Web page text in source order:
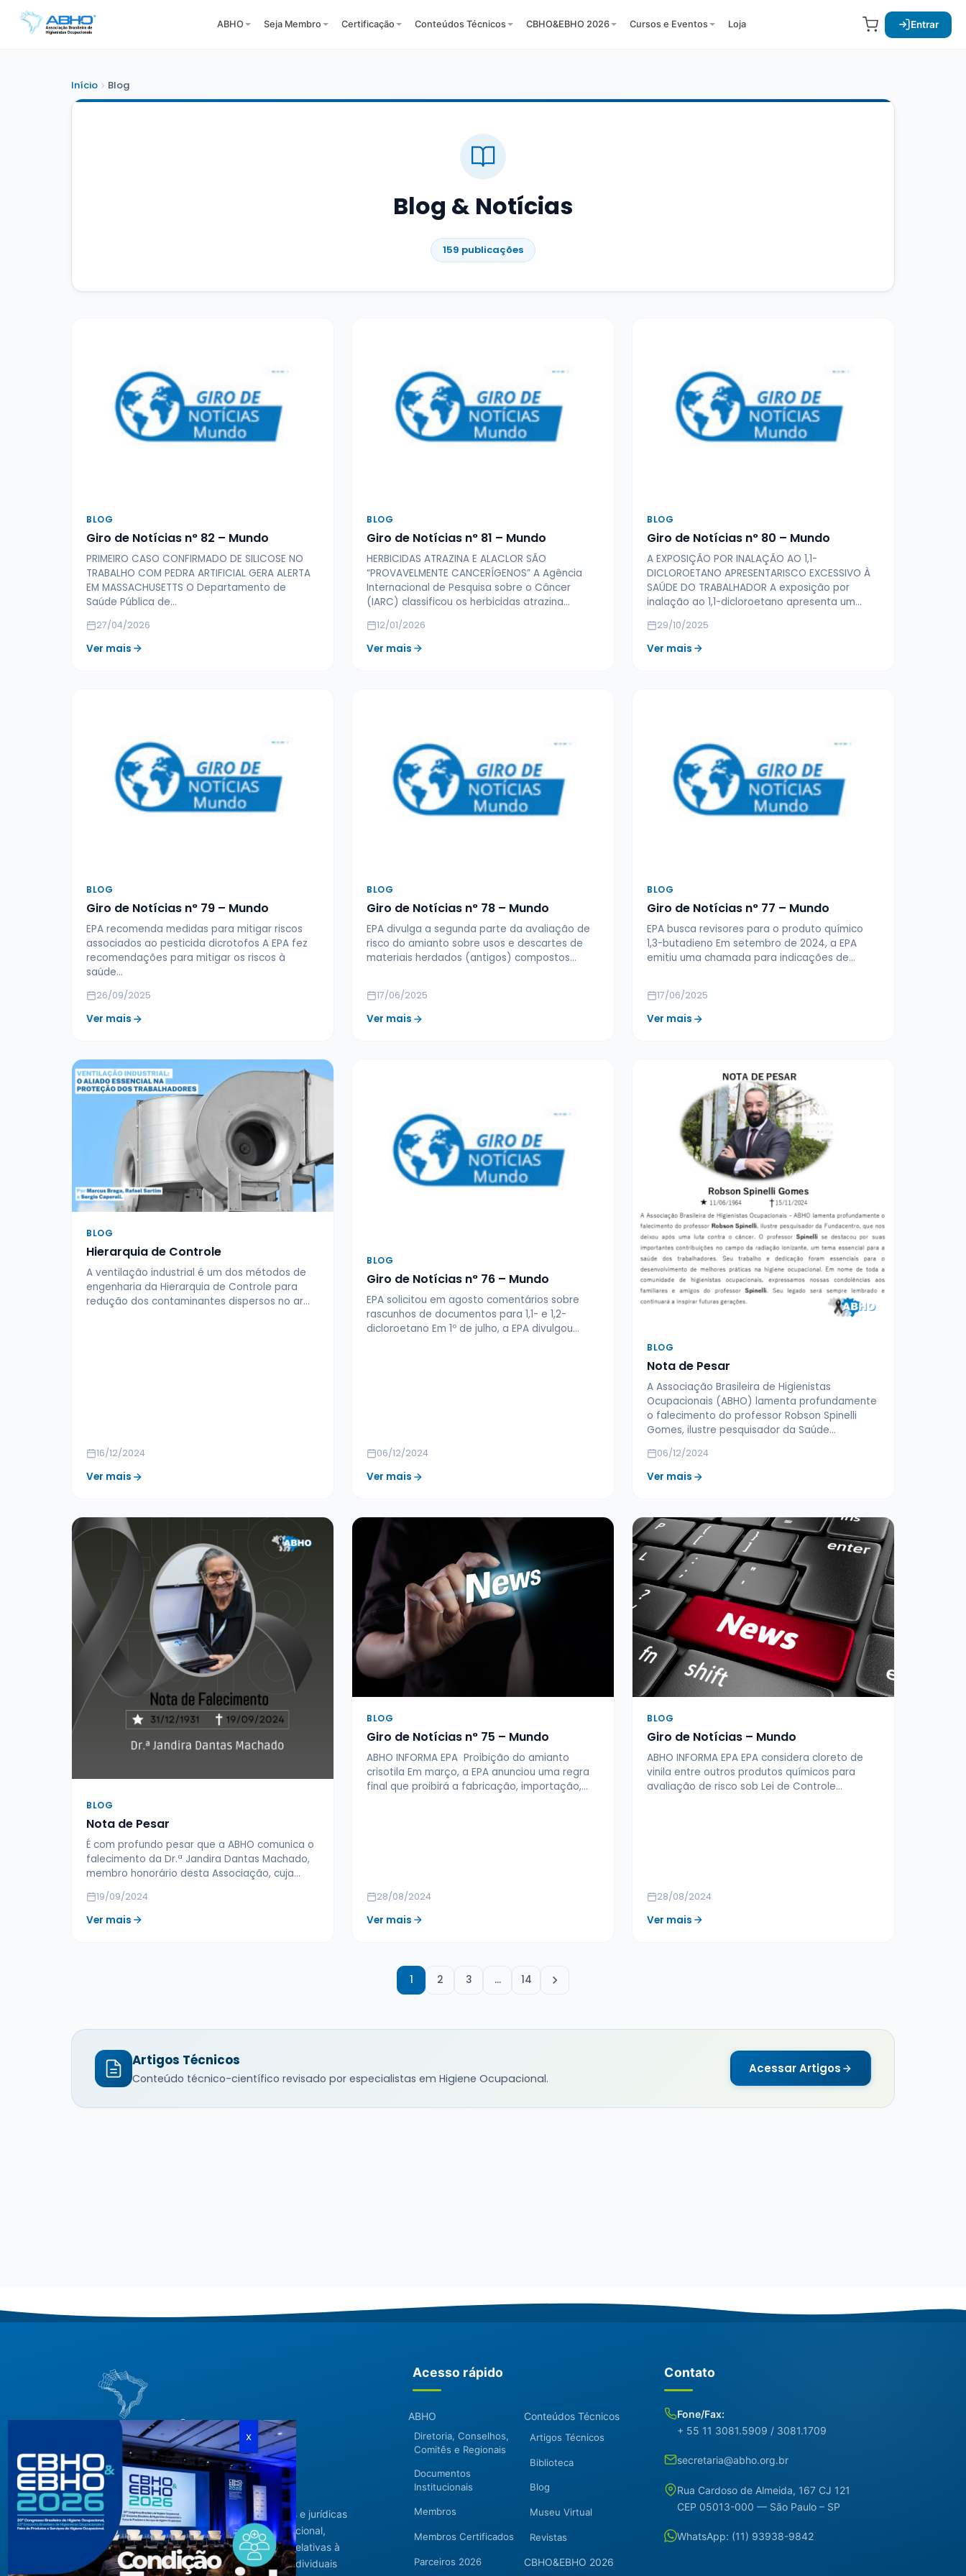
ABHO Seja Membro Certificação Conteúdos Técnicos CBHO&EBHO 2026 Cursos e Eventos Loja Entrar
Início Blog
Blog & Notícias
159 publicações
BLOG
Giro de Notícias n° 82 – Mundo
PRIMEIRO CASO CONFIRMADO DE SILICOSE NO
TRABALHO COM PEDRA ARTIFICIAL GERA ALERTA
EM MASSACHUSETTS O Departamento de
Saúde Pública de…
27/04/2026
Ver mais
BLOG
Giro de Notícias n° 81 – Mundo
HERBICIDAS ATRAZINA E ALACLOR SÃO
“PROVAVELMENTE CANCERÍGENOS” A Agência
Internacional de Pesquisa sobre o Câncer
(IARC) classificou os herbicidas atrazina…
12/01/2026
Ver mais
BLOG
Giro de Notícias n° 80 – Mundo
A EXPOSIÇÃO POR INALAÇÃO AO 1,1-
DICLOROETANO APRESENTARISCO EXCESSIVO À
SAÚDE DO TRABALHADOR A exposição por
inalação ao 1,1-dicloroetano apresenta um…
29/10/2025
Ver mais
BLOG
Giro de Notícias n° 79 – Mundo
EPA recomenda medidas para mitigar riscos
associados ao pesticida dicrotofos A EPA fez
recomendações para mitigar os riscos à
saúde…
26/09/2025
Ver mais
BLOG
Giro de Notícias n° 78 – Mundo
EPA divulga a segunda parte da avaliação de
risco do amianto sobre usos e descartes de
materiais herdados (antigos) compostos…
17/06/2025
Ver mais
BLOG
Giro de Notícias n° 77 – Mundo
EPA busca revisores para o produto químico
1,3-butadieno Em setembro de 2024, a EPA
emitiu uma chamada para indicações de…
17/06/2025
Ver mais
BLOG
Hierarquia de Controle
A ventilação industrial é um dos métodos de
engenharia da Hierarquia de Controle para
redução dos contaminantes dispersos no ar…
16/12/2024
Ver mais
BLOG
Giro de Notícias n° 76 – Mundo
EPA solicitou em agosto comentários sobre
rascunhos de documentos para 1,1- e 1,2-
dicloroetano Em 1º de julho, a EPA divulgou…
06/12/2024
Ver mais
BLOG
Nota de Pesar
A Associação Brasileira de Higienistas
Ocupacionais (ABHO) lamenta profundamente
o falecimento do professor Robson Spinelli
Gomes, ilustre pesquisador da Saúde…
06/12/2024
Ver mais
BLOG
Nota de Pesar
É com profundo pesar que a ABHO comunica o
falecimento da Dr.ª Jandira Dantas Machado,
membro honorário desta Associação, cuja…
19/09/2024
Ver mais
BLOG
Giro de Notícias n° 75 – Mundo
ABHO INFORMA EPA Proibição do amianto
crisotila Em março, a EPA anunciou uma regra
final que proibirá a fabricação, importação,…
28/08/2024
Ver mais
BLOG
Giro de Notícias – Mundo
ABHO INFORMA EPA EPA considera cloreto de
vinila entre outros produtos químicos para
avaliação de risco sob Lei de Controle…
28/08/2024
Ver mais
1 2 3 … 14
Artigos Técnicos
Conteúdo técnico-científico revisado por especialistas em Higiene Ocupacional.
Acessar Artigos
Criada em agosto de 1994, congrega pessoas físicas e jurídicas
com interesses relacionados à área de higiene ocupacional,
tendo sido constituída para fins de estudos e ações relativas à
higiene ocupacional e representação de interesses individuais
Acesso rápido
ABHO
Diretoria, Conselhos,
Comitês e Regionais
Documentos
Institucionais
Membros
Membros Certificados
Parceiros 2026
Conteúdos Técnicos
Artigos Técnicos
Biblioteca
Blog
Museu Virtual
Revistas
CBHO&EBHO 2026
Contato
Fone/Fax:
+ 55 11 3081.5909 / 3081.1709
secretaria@abho.org.br
Rua Cardoso de Almeida, 167 CJ 121
CEP 05013-000 — São Paulo – SP
WhatsApp: (11) 93938-9842